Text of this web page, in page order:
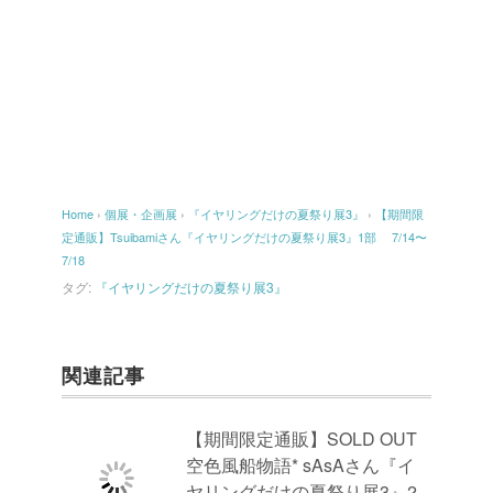
Home › 個展・企画展 › 『イヤリングだけの夏祭り展3』 ›
【期間限
定通販】Tsuibamiさん『イヤリングだけの夏祭り展3』1部 7/14〜
7/18
タグ: 『イヤリングだけの夏祭り展3』
関連記事
【期間限定通販】SOLD OUT
空色風船物語* sAsAさん『イ